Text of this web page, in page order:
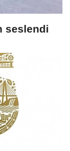
seslendi